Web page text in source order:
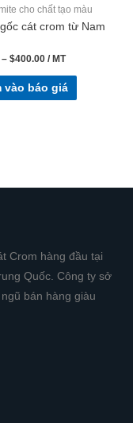
cho chất tạo màu
cát crom từ Nam
– $400.00 / MT
vào báo giá
Crom hàng đầu tại
Quốc. Công ty sở
bán hàng giàu